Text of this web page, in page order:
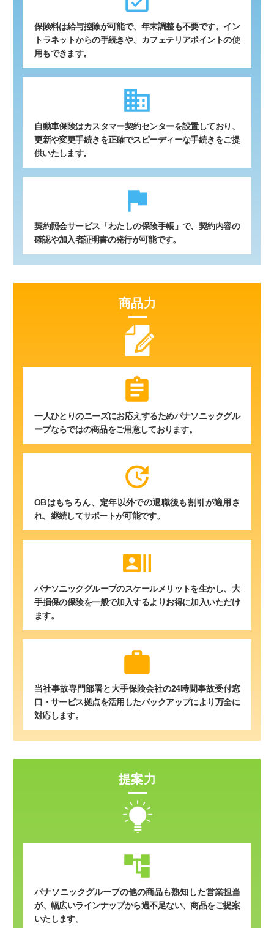
保険料は給与控除が可能で、年末調整も不要です。イン
トラネットからの手続きや、カフェテリアポイントの使
用もできます。
business
自動車保険はカスタマー契約センターを設置しており、
更新や変更手続きを正確でスピーディーな手続きをご提
供いたします。
flag
契約照会サービス「わたしの保険手帳」で、契約内容の
確認や加入者証明書の発行が可能です。
商品力
assignment
一人ひとりのニーズにお応えするためパナソニックグル
ープならではの商品をご用意しております。
update
OBはもちろん、定年以外での退職後も割引が適用さ
れ、継続してサポートが可能です。
recent_actors
パナソニックグループのスケールメリットを生かし、大
手損保の保険を一般で加入するよりお得に加入いただけ
ます。
work
当社事故専門部署と大手保険会社の24時間事故受付窓
口・サービス拠点を活用したバックアップにより万全に
対応します。
提案力
パナソニックグループの他の商品も熟知した営業担当
が、幅広いラインナップから過不足ない、商品をご提案
いたします。